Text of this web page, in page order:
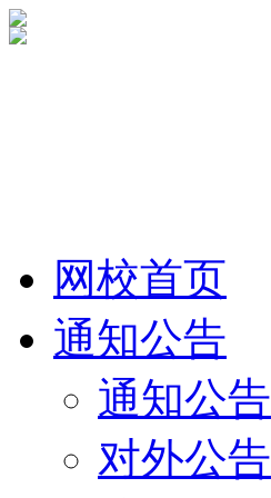
网校首页
通知公告
通知公告
对外公告